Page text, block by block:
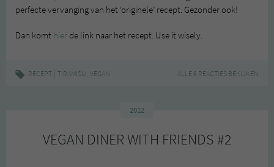
perfecte vervanging van het ‘originele’ recept. Gezonder ook!
Dan komt hier de link naar het recept. Use it wisely.
RECEPT TIRAMISU, VEGAN ALLE 6 REACTIES BEKIJKEN
2012
VEGAN DINER WITH FRIENDS #2